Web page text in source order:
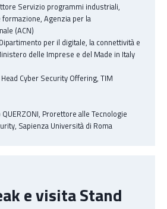
Servizio programmi industriali,
Agenzia per la
(ACN)
per il digitale, la connettività e
delle Imprese e del Made in Italy
Head Cyber Security Offering, TIM
Prorettore alle Tecnologie
Sapienza Università di Roma
e visita Stand